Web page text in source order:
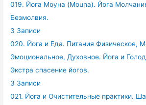
019. Йога Моуна (Mouna). Йога
Безмолвия.
3 Записи
020. Йога и Еда. Питания Физическое,
Эмоциональное, Духовное. Йога и
Экстра спасение йогов.
3 Записи
021. Йога и Очистительные практики.